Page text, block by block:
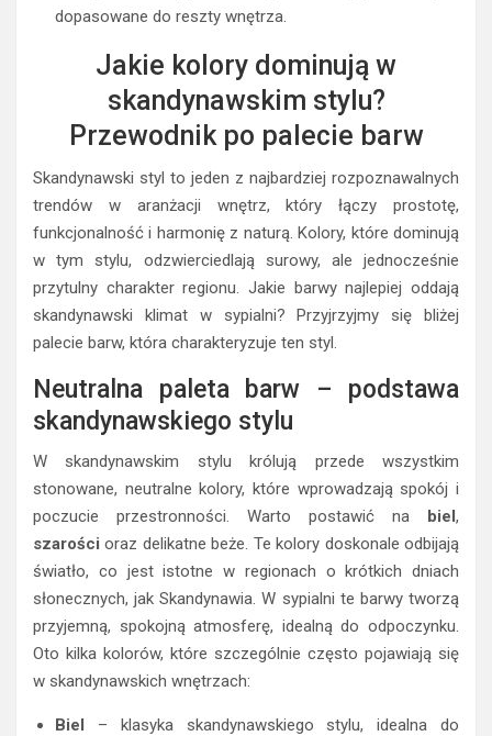
dopasowane do reszty wnętrza.
Jakie kolory dominują w
skandynawskim stylu?
Przewodnik po palecie barw
Skandynawski styl to jeden z najbardziej rozpoznawalnych
trendów w aranżacji wnętrz, który łączy prostotę,
funkcjonalność i harmonię z naturą. Kolory, które dominują
w tym stylu, odzwierciedlają surowy, ale jednocześnie
przytulny charakter regionu. Jakie barwy najlepiej oddają
skandynawski klimat w sypialni? Przyjrzyjmy się bliżej
palecie barw, która charakteryzuje ten styl.
Neutralna paleta barw – podstawa
skandynawskiego stylu
W skandynawskim stylu królują przede wszystkim
stonowane, neutralne kolory, które wprowadzają spokój i
poczucie przestronności. Warto postawić na biel,
szarości oraz delikatne beże. Te kolory doskonale odbijają
światło, co jest istotne w regionach o krótkich dniach
słonecznych, jak Skandynawia. W sypialni te barwy tworzą
przyjemną, spokojną atmosferę, idealną do odpoczynku.
Oto kilka kolorów, które szczególnie często pojawiają się
w skandynawskich wnętrzach:
Biel – klasyka skandynawskiego stylu, idealna do